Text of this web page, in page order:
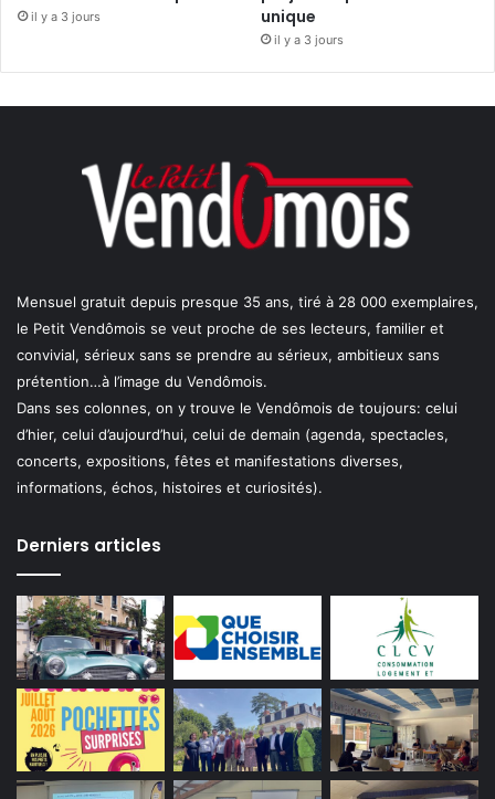
il y a 3 jours
unique
il y a 3 jours
Mensuel gratuit depuis presque 35 ans, tiré à 28 000 exemplaires,
le Petit Vendômois se veut proche de ses lecteurs, familier et
convivial, sérieux sans se prendre au sérieux, ambitieux sans
prétention…à l’image du Vendômois.
Dans ses colonnes, on y trouve le Vendômois de toujours: celui
d’hier, celui d’aujourd’hui, celui de demain (agenda, spectacles,
concerts, expositions, fêtes et manifestations diverses,
informations, échos, histoires et curiosités).
Derniers articles